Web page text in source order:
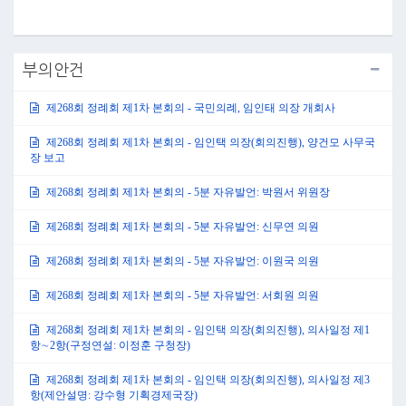
부의안건
제268회 정례회 제1차 본회의 - 국민의례, 임인태 의장 개회사
제268회 정례회 제1차 본회의 - 임인택 의장(회의진행), 양건모 사무국
장 보고
제268회 정례회 제1차 본회의 - 5분 자유발언: 박원서 위원장
제268회 정례회 제1차 본회의 - 5분 자유발언: 신무연 의원
제268회 정례회 제1차 본회의 - 5분 자유발언: 이원국 의원
제268회 정례회 제1차 본회의 - 5분 자유발언: 서회원 의원
제268회 정례회 제1차 본회의 - 임인택 의장(회의진행), 의사일정 제1
항∼2항(구정연설: 이정훈 구청장)
제268회 정례회 제1차 본회의 - 임인택 의장(회의진행), 의사일정 제3
항(제안설명: 강수형 기획경제국장)